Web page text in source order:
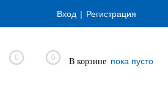
Вход Регистрация
0 0 В корзине пока пусто